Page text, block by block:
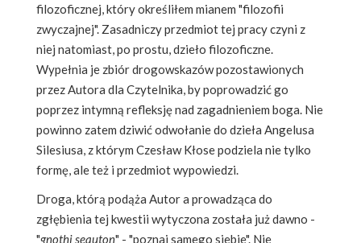
filozoficznej, który określiłem mianem "filozofii
zwyczajnej". Zasadniczy przedmiot tej pracy czyni z
niej natomiast, po prostu, dzieło filozoficzne.
Wypełnia je zbiór drogowskazów pozostawionych
przez Autora dla Czytelnika, by poprowadzić go
poprzez intymną refleksję nad zagadnieniem boga. Nie
powinno zatem dziwić odwołanie do dzieła Angelusa
Silesiusa, z którym Czesław Kłose podziela nie tylko
formę, ale też i przedmiot wypowiedzi.
Droga, którą podąża Autor a prowadząca do
zgłębienia tej kwestii wytyczona została już dawno -
"gnothi seauton" - "poznaj samego siebie". Nie